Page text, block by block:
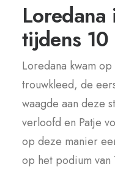
tijdens 10
Loredana kwam
trouwkleed, de
waagde aan deze
verloofd en Patje
op deze manier
op het podium van